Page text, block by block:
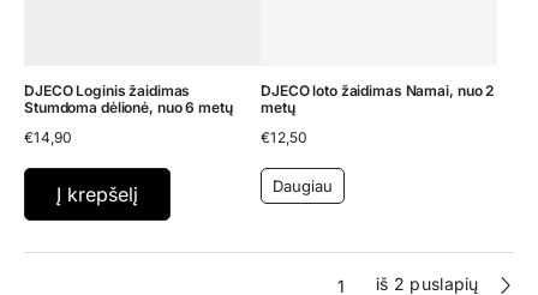
DJECO Loginis žaidimas
Stumdoma dėlionė, nuo 6 metų
€14,90
Į krepšelį
DJECO loto žaidimas Namai, nuo 2
metų
€12,50
Daugiau
iš 2 puslapių